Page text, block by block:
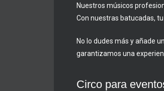
Nuestros músicos
Con nuestras batucadas,
No lo dudes más y añade
garantizamos una
Circo para